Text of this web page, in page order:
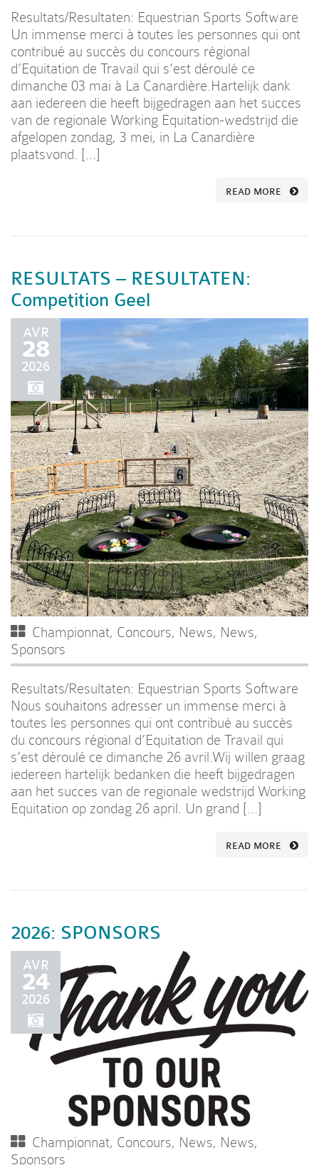
Resultats/Resultaten: Equestrian Sports Software
Un immense merci à toutes les personnes qui ont
contribué au succès du concours régional
d’Equitation de Travail qui s’est déroulé ce
dimanche 03 mai à La Canardière.Hartelijk dank
aan iedereen die heeft bijgedragen aan het succes
van de regionale Working Equitation-wedstrijd die
afgelopen zondag, 3 mei, in La Canardière
plaatsvond. […]
READ MORE
RESULTATS – RESULTATEN:
Competition Geel
AVR
28
2026
Championnat, Concours, News, News,
Sponsors
Resultats/Resultaten: Equestrian Sports Software
Nous souhaitons adresser un immense merci à
toutes les personnes qui ont contribué au succès
du concours régional d’Equitation de Travail qui
s’est déroulé ce dimanche 26 avril.Wij willen graag
iedereen hartelijk bedanken die heeft bijgedragen
aan het succes van de regionale wedstrijd Working
Equitation op zondag 26 april. Un grand […]
READ MORE
2026: SPONSORS
AVR
24
2026
Championnat, Concours, News, News,
Sponsors